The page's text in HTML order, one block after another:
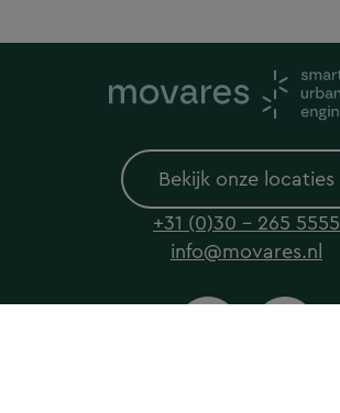
Bekijk onze locaties
+31 (0)30 - 265 5555
info@movares.nl